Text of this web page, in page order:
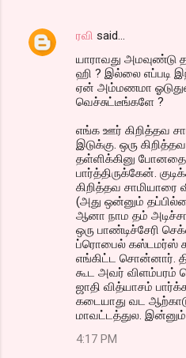
ரவி said…
யாராவது
ஹி ? இல்லை எப்படி
ஏன் அம்மணமா
வெச்சுட்டீங்களே ?
எங்க ஊர் கிறித்தவ
இடுக்கு. ஒரு
தள்ளிக்கினு
பார்த்திருக்கேன்.
கிறித்தவ சாமியாரை
(அது ஒன்னும்
ஆனா நாம தம் அடிச்சா
ஒரு பாண்டிச்சேரி
ப்ரொபைல் கஸ்டமர்ஸ்
எங்கிட்ட சொன்னார்.
கூட அவர் விளம்பரம்
ஜாதி வித்யாசம்
கடையாது வட
மாவட்டத்துல.
4:17 PM